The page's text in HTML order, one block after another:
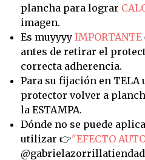
plancha para lograr
imagen.
Es muyyyy IMPORTANTE
antes de retirar el
correcta adherencia.
Para su fijación en TELA
protector volver a
la ESTAMPA.
Dónde no se puede
utilizar 👉"EFECTO